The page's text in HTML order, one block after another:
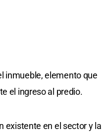
inmueble, elemento que
el ingreso al predio.
existente en el sector y la